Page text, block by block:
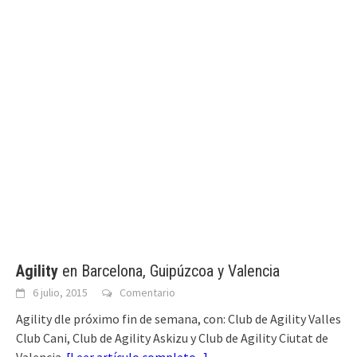
Agility en Barcelona, Guipúzcoa y Valencia
6 julio, 2015 Comentario
Agility dle próximo fin de semana, con: Club de Agility Valles
Club Cani, Club de Agility Askizu y Club de Agility Ciutat de